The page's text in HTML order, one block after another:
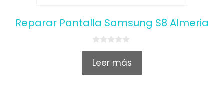
Reparar Pantalla Samsung S8 Almeria
0
u
Leer más